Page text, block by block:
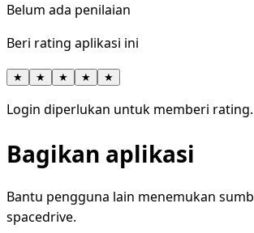
Belum ada penilaian
Beri rating aplikasi ini
★ ★ ★ ★ ★
Login diperlukan untuk memberi rating.
Bagikan aplikasi
Bantu pengguna lain menemukan
spacedrive.